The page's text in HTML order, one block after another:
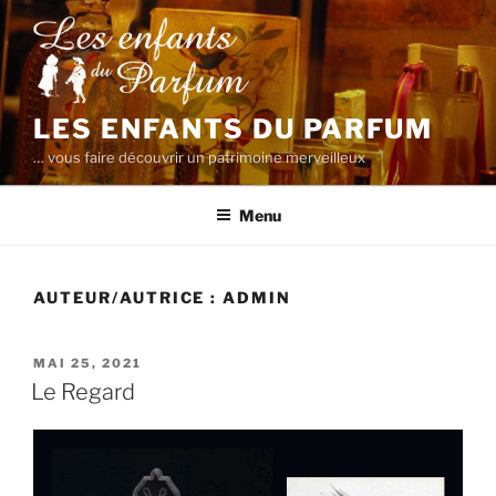
Aller
au
contenu
principal
LES ENFANTS DU PARFUM
… vous faire découvrir un patrimoine merveilleux
Menu
AUTEUR/AUTRICE :ADMIN
PUBLIÉ
LE
MAI 25, 2021
Le Regard